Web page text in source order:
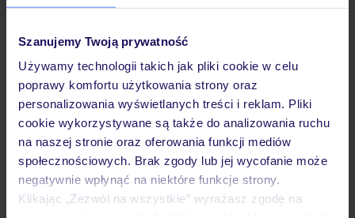
Szanujemy Twoją prywatność
Używamy technologii takich jak pliki cookie w celu
poprawy komfortu użytkowania strony oraz
personalizowania wyświetlanych treści i reklam. Pliki
cookie wykorzystywane są także do analizowania ruchu
na naszej stronie oraz oferowania funkcji mediów
społecznościowych. Brak zgody lub jej wycofanie może
negatywnie wpłynąć na niektóre funkcje strony.
Klikając „Zezwól na wszystkie” wyrażasz zgodę na
Ważne informacje
Często zadawane pytania
Jak zmienić uczestników/osobę zgłaszającą?
Czy w Hotelu będzie przedstawiciel TUI?
Na jakiej podstawie i gdzie otrzymam karty
pokładowe/bilety lotnicze?